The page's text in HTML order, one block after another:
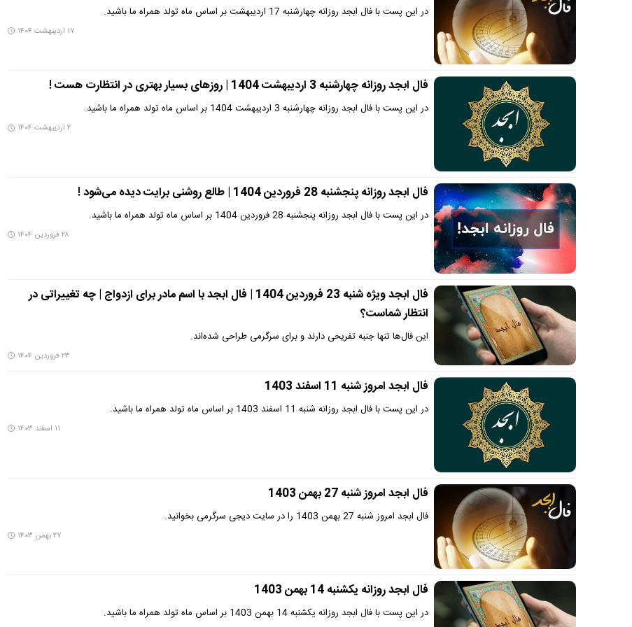
در این پست با فال ابجد روزانه چهارشنبه 17 اردیبهشت بر اساس ماه تولد همراه ما باشید.
۱۷ اردیبهشت ۱۴۰۴
فال ابجد روزانه چهارشنبه 3 اردیبهشت 1404 | روزهای بسیار بهتری در انتظارت هست !
در این پست با فال ابجد روزانه چهارشنبه 3 اردیبهشت 1404 بر اساس ماه تولد همراه ما باشید.
۲ اردیبهشت ۱۴۰۴
فال ابجد روزانه پنجشنبه 28 فروردین 1404 | طالع روشنی برایت دیده می‌شود !
در این پست با فال ابجد روزانه پنجشنبه 28 فروردین 1404 بر اساس ماه تولد همراه ما باشید.
۲۸ فروردین ۱۴۰۴
فال ابجد ویژه شنبه 23 فروردین 1404 | فال ابجد با اسم مادر برای ازدواج | چه تغییراتی در
انتظار شماست؟
این فال‌ها تنها جنبه تفریحی دارند و برای سرگرمی طراحی شده‌اند.
۲۳ فروردین ۱۴۰۴
فال ابجد امروز شنبه 11 اسفند 1403
در این پست با فال ابجد روزانه شنبه 11 اسفند 1403 بر اساس ماه تولد همراه ما باشید.
۱۱ اسفند ۱۴۰۳
فال ابجد امروز شنبه 27 بهمن 1403
فال ابجد امروز شنبه 27 بهمن 1403 را در سایت دیجی سرگرمی بخوانید.
۲۷ بهمن ۱۴۰۳
فال ابجد روزانه یکشنبه 14 بهمن 1403
در این پست با فال ابجد روزانه یکشنبه 14 بهمن 1403 بر اساس ماه تولد همراه ما باشید.